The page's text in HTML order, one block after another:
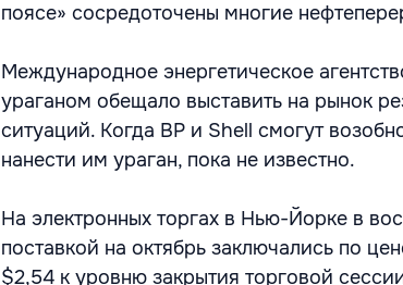
поясе» сосредоточены многие
Международное энергетическое
ураганом обещало выставить на рынок
ситуаций. Когда BP и Shell смогут
нанести им ураган, пока не известно.
На электронных торгах в Нью-Йорке в
поставкой на октябрь заключались по
$2,54 к уровню закрытия торговой